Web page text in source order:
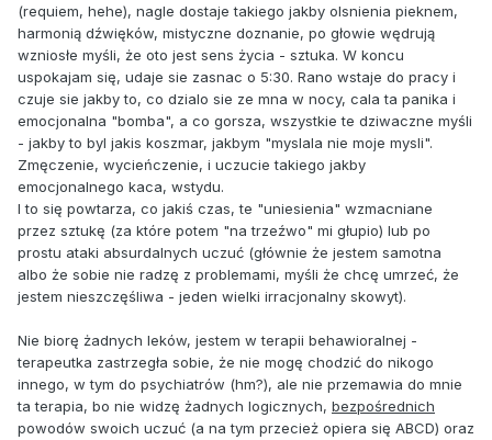
(requiem, hehe), nagle dostaje takiego jakby olsnienia pieknem,
harmonią dźwięków, mistyczne doznanie, po głowie wędrują
wzniosłe myśli, że oto jest sens życia - sztuka. W koncu
uspokajam się, udaje sie zasnac o 5:30. Rano wstaje do pracy i
czuje sie jakby to, co dzialo sie ze mna w nocy, cala ta panika i
emocjonalna "bomba", a co gorsza, wszystkie te dziwaczne myśli
- jakby to byl jakis koszmar, jakbym "myslala nie moje mysli".
Zmęczenie, wycieńczenie, i uczucie takiego jakby
emocjonalnego kaca, wstydu.
I to się powtarza, co jakiś czas, te "uniesienia" wzmacniane
przez sztukę (za które potem "na trzeźwo" mi głupio) lub po
prostu ataki absurdalnych uczuć (głównie że jestem samotna
albo że sobie nie radzę z problemami, myśli że chcę umrzeć, że
jestem nieszczęśliwa - jeden wielki irracjonalny skowyt).
Nie biorę żadnych leków, jestem w terapii behawioralnej -
terapeutka zastrzegła sobie, że nie mogę chodzić do nikogo
innego, w tym do psychiatrów (hm?), ale nie przemawia do mnie
ta terapia, bo nie widzę żadnych logicznych, bezpośrednich
powodów swoich uczuć (a na tym przecież opiera się ABCD) oraz